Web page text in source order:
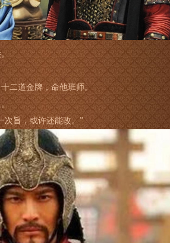
二道金牌，命他班师。
次旨，或许还能改。”